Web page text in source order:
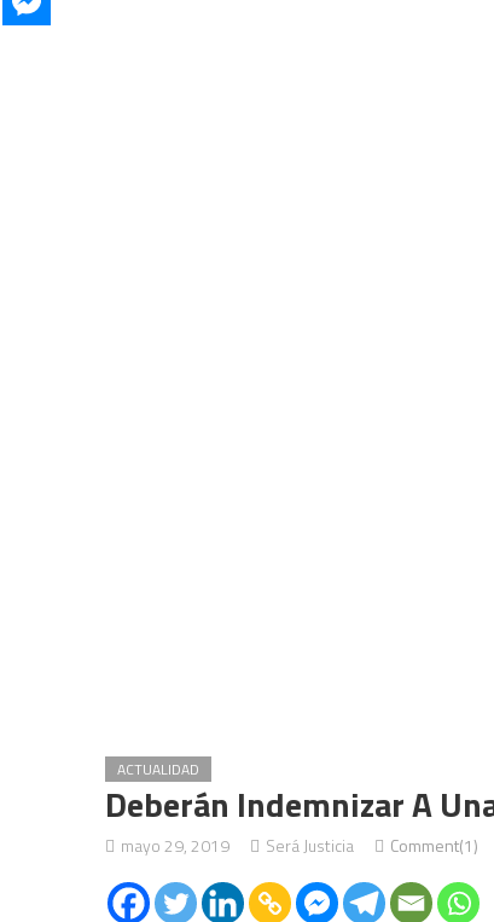
ACTUALIDAD
Deberán Indemnizar A
mayo 29, 2019 Será Justicia Comment(1)